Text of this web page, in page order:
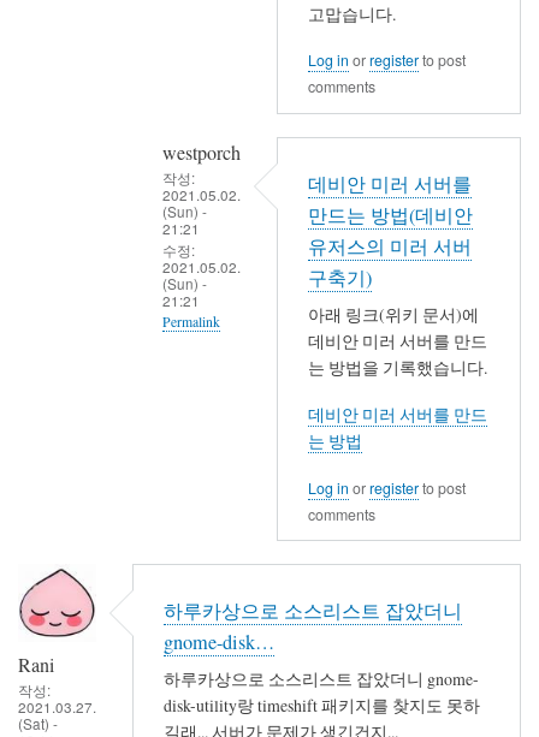
고맙습니다.
Log in orregisterto post
comments
westporch
작성:
2021.05.02.
(Sun) -
21:21
수정:
2021.05.02.
(Sun) -
21:21
Permalink
하
요.
by
세
벌
데비안 미러 서버를
만드는 방법(데비안
유저스의 미러 서버
구축기)
아래 링크(위키 문서)에
데비안 미러 서버를 만드
는 방법을 기록했습니다.
데비안 미러 서버를 만드
는 방법
Log in orregisterto post
comments
Rani
작성:
2021.03.27.
(Sat) -
하루카상으로 소스리스트 잡았더니
gnome-disk…
하루카상으로 소스리스트 잡았더니 gnome-
disk-utility랑 timeshift 패키지를 찾지도 못하
길래... 서버가 문제가 생긴건지...